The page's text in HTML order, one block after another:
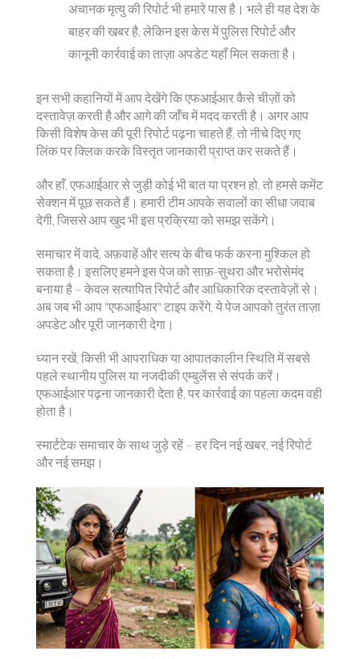
अचानक मृत्यु की रिपोर्ट भी हमारे पास है। भले ही यह देश के
बाहर की खबर है, लेकिन इस केस में पुलिस रिपोर्ट और
कानूनी कार्रवाई का ताज़ा अपडेट यहाँ मिल सकता है।
इन सभी कहानियों में आप देखेंगे कि एफआईआर कैसे चीज़ों को
दस्तावेज़ करती है और आगे की जाँच में मदद करती है। अगर आप
किसी विशेष केस की पूरी रिपोर्ट पढ़ना चाहते हैं, तो नीचे दिए गए
लिंक पर क्लिक करके विस्तृत जानकारी प्राप्त कर सकते हैं।
और हाँ, एफआईआर से जुड़ी कोई भी बात या प्रश्न हो, तो हमसे कमेंट
सेक्शन में पूछ सकते हैं। हमारी टीम आपके सवालों का सीधा जवाब
देगी, जिससे आप खुद भी इस प्रक्रिया को समझ सकेंगे।
समाचार में वादे, अफ़वाहें और सत्य के बीच फर्क करना मुश्किल हो
सकता है। इसलिए हमने इस पेज को साफ़-सुथरा और भरोसेमंद
बनाया है – केवल सत्यापित रिपोर्ट और आधिकारिक दस्तावेज़ों से।
अब जब भी आप "एफआईआर" टाइप करेंगे, ये पेज आपको तुरंत ताज़ा
अपडेट और पूरी जानकारी देगा।
ध्यान रखें, किसी भी आपराधिक या आपातकालीन स्थिति में सबसे
पहले स्थानीय पुलिस या नजदीकी एम्बुलेंस से संपर्क करें।
एफआईआर पढ़ना जानकारी देता है, पर कार्रवाई का पहला कदम वही
होता है।
स्मार्टटेक समाचार के साथ जुड़े रहें – हर दिन नई खबर, नई रिपोर्ट
और नई समझ।